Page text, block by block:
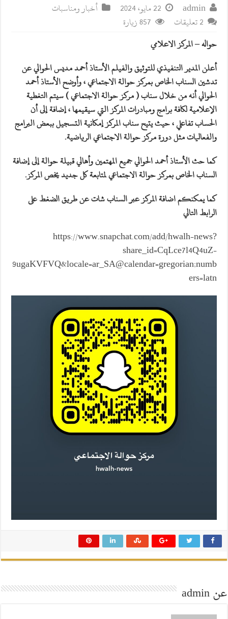
admin 22 مايو، 2024
أخبار ومناسبات
2 تعليقات
857 زيارة
حواله – المركز الاعلامي
أعلن المدير التنفيذي للتوثيق والفيلم الأستاذ أحمد مديس الحوالي عن
تدشين السناب الخاص بمركز حوالة الاجتماعي ، وأوضح الأستاذ أحمد
الحوالي أنه من خلال سناب ( مركز حوالة الاجتماعي ) سيتم التغطية
الإعلامية لكافة برامج ومبادرات المركز التي سيقيمها ، إضافة إلى أن
الحساب تفاعلي ، حيث يتيح سناب المركز إمكانية التسجيل ببعض البرامج
والفعاليات مثل دورة مركز حوالة الاجتماعي الرياضية.
كما حث الأستاذ أحمد الحوالي جميع المهتمين وأهالي قبيلة حوالة إلى إضافة
السناب الخاص بمركز حوالة الاجتماعي لمتابعة كل جديد يخص المركز.
كما يمكنكم اضافة المركز عبر السناب شات عن طريق الضغط على
الرابط التالي
https://www.snapchat.com/add/hwalh-news?
share_id=CqLce7l4Q4uZ-
9ugaKVFVQ&locale=ar_SA@calendar=gregorian;numb
ers=latn
عن admin